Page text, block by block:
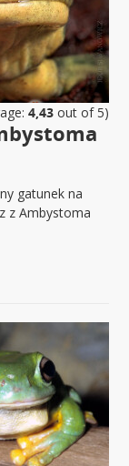
4,43out of 5)
gatunek na
z Ambystoma